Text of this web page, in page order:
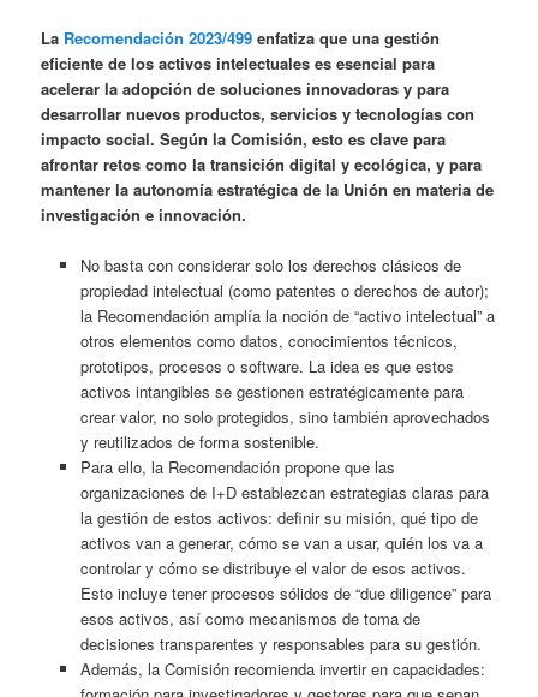
La Recomendación 2023/499 enfatiza que una gestión
eficiente de los activos intelectuales es esencial para
acelerar la adopción de soluciones innovadoras y para
desarrollar nuevos productos, servicios y tecnologías con
impacto social. Según la Comisión, esto es clave para
afrontar retos como la transición digital y ecológica, y para
mantener la autonomía estratégica de la Unión en materia de
investigación e innovación.
No basta con considerar solo los derechos clásicos de
propiedad intelectual (como patentes o derechos de autor);
la Recomendación amplía la noción de “activo intelectual” a
otros elementos como datos, conocimientos técnicos,
prototipos, procesos o software. La idea es que estos
activos intangibles se gestionen estratégicamente para
crear valor, no solo protegidos, sino también aprovechados
y reutilizados de forma sostenible.
Para ello, la Recomendación propone que las
organizaciones de I+D establezcan estrategias claras para
la gestión de estos activos: definir su misión, qué tipo de
activos van a generar, cómo se van a usar, quién los va a
controlar y cómo se distribuye el valor de esos activos.
Esto incluye tener procesos sólidos de “due diligence” para
esos activos, así como mecanismos de toma de
decisiones transparentes y responsables para su gestión.
Además, la Comisión recomienda invertir en capacidades: